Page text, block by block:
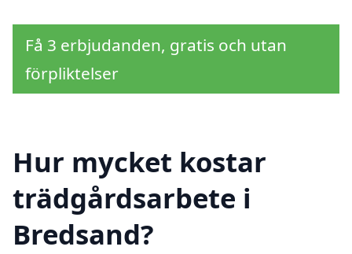
Få 3 erbjudanden, gratis och utan
förpliktelser
Hur mycket kostar
trädgårdsarbete i
Bredsand?